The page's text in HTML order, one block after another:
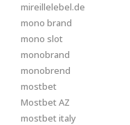
mireillelebel.de
mono brand
mono slot
monobrand
monobrend
mostbet
Mostbet AZ
mostbet italy